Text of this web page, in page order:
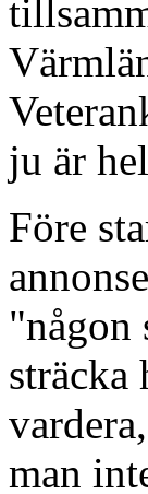
ju är
Före
"någon
sträcka
man